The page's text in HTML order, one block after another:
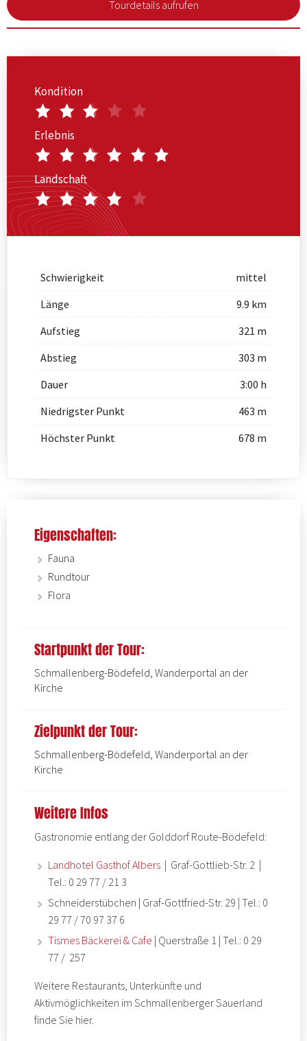
Tourdetails aufrufen
Kondition
Erlebnis
Landschaft
Schwierigkeit
mittel
Länge
9.9 km
Aufstieg
321 m
Abstieg
303 m
Dauer
3:00 h
Niedrigster Punkt
463 m
Höchster Punkt
678 m
Eigenschaften:
Fauna
Rundtour
Flora
Startpunkt der Tour:
Schmallenberg-Bödefeld, Wanderportal an der
Kirche
Zielpunkt der Tour:
Schmallenberg-Bödefeld, Wanderportal an der
Kirche
Weitere Infos
Gastronomie entlang der Golddorf Route-Bödefeld:
Landhotel Gasthof Albers | Graf-Gottlieb-Str. 2 |
Tel.: 0 29 77 / 21 3
Schneiderstübchen | Graf-Gottfried-Str. 29 | Tel.: 0
29 77 / 70 97 37 6
Tismes Bäckerei & Cafe | Querstraße 1 | Tel.: 0 29
77 / 257
Weitere Restaurants, Unterkünfte und
Aktivmöglichkeiten im Schmallenberger Sauerland
finde Sie hier.